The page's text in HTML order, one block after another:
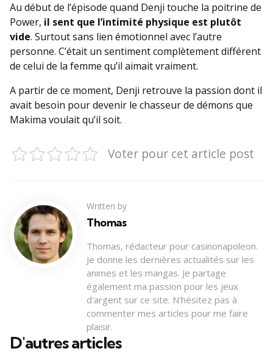
Au début de l’épisode quand Denji touche la poitrine de
Power, il sent que l’intimité physique est plutôt
vide. Surtout sans lien émotionnel avec l’autre
personne. C’était un sentiment complètement différent
de celui de la femme qu’il aimait vraiment.
A partir de ce moment, Denji retrouve la passion dont il
avait besoin pour devenir le chasseur de démons que
Makima voulait qu’il soit.
Voter pour cet article post
Written by
Thomas
Thomas, rédacteur pour casinonapoleon.
Je donne les dernières actualités sur les
animes et les mangas. Je partage
également ma passion pour les jeux
d'argent sur ce site. N'hésitez pas à
commenter mes articles pour me faire
plaisir.
D'autres articles